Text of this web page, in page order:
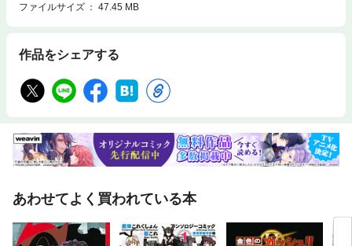
ファイルサイズ
47.45 MB
作品をシェアする
あわせてよく買われている本